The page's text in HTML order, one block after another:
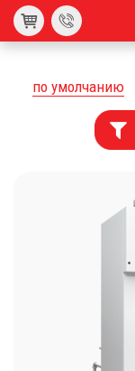
по умолчанию